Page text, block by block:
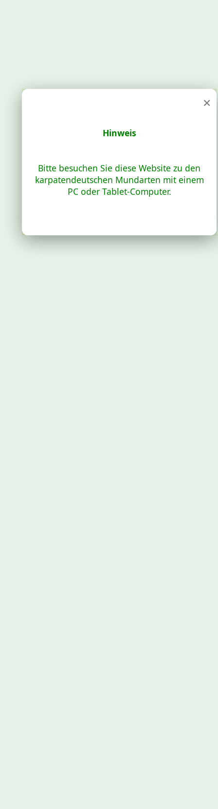
×
Hinweis
Bitte besuchen Sie diese Website zu den
karpatendeutschen Mundarten mit einem
PC oder Tablet-Computer.